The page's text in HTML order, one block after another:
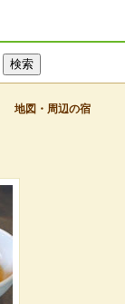
地図・周辺の宿